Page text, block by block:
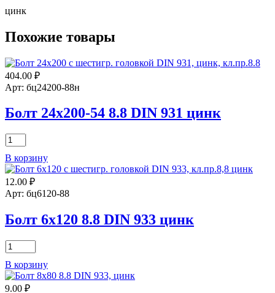
цинк
Похожие товары
404.00 ₽
Арт: бц24200-88н
Болт 24х200-54 8.8 DIN 931 цинк
Количество
товара
Болт
24х200-
54
8.8
931
цинк
В корзину
12.00 ₽
Арт: бц6120-88
Болт 6х120 8.8 DIN 933 цинк
Количество
товара
Болт
6х120
8.8
В корзину
9.00 ₽